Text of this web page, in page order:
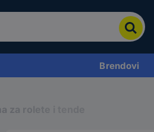
Brendovi
za rolete i tende